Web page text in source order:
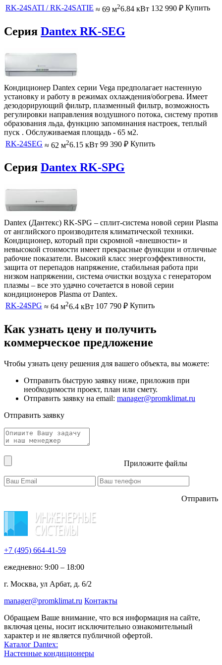
RK-24SATI / RK-24SATIE ≈ 69 м26.84 кВт 132 990 ₽ Купить
Серия Dantex RK-SEG
Кондиционер Dantex серии Vega предполагает настенную
установку и работу в режимах охлаждения/обогрева. Имеет
дезодорирующий фильтр, плазменный фильтр, возможность
регулировки направления воздушного потока, систему против
образования льда, функцию запоминания настроек, теплый
пуск . Обслуживаемая площадь - 65 м2.
RK-24SEG ≈ 62 м26.15 кВт 99 390 ₽ Купить
Серия Dantex RK-SPG
Dantex (Дантекс) RK-SPG – сплит-система новой серии Plasma
от английского производителя климатической техники.
Кондиционер, который при скромной «внешности» и
невысокой стоимости имеет прекрасные функции и отличные
рабочие показатели. Высокий класс энергоэффективности,
защита от перепадов напряжение, стабильная работа при
низком напряжении, система очистки воздуха с генератором
плазмы – все это удачно сочетается в новой серии
кондиционеров Plasma от Dantex.
RK-24SPG ≈ 64 м26.4 кВт 107 790 ₽ Купить
Как узнать цену и получить
коммерческое предложение
Чтобы узнать цену решения для вашего объекта, вы можете:
Отправить быструю заявку ниже, приложив при
необходимости проект, план или смету.
Отправить заявку на email: manager@promklimat.ru
Отправить заявку
Приложите файлы
Отправить
+7 (495) 664-41-59
ежедневно: 9:00 – 18:00
г. Москва, ул Арбат, д. 6/2
manager@promklimat.ru Контакты
Обращаем Ваше внимание, что вся информация на сайте,
включая цены, носит исключительно ознакомительный
характер и не является публичной офертой.
Каталог Dantex:
Настенные кондиционеры